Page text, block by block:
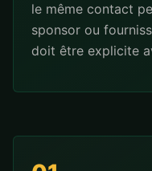
le même contact
sponsor ou
doit être explicite